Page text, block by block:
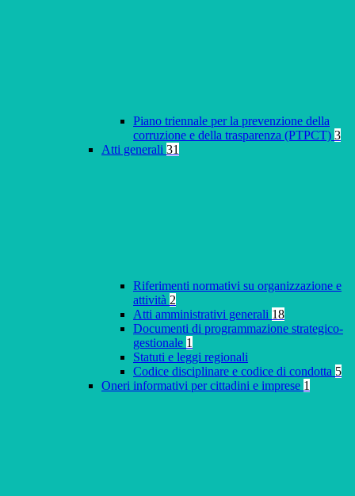
Piano triennale per la prevenzione della
corruzione e della trasparenza (PTPCT) 3
Atti generali 31
Riferimenti normativi su organizzazione e
attività 2
Atti amministrativi generali 18
Documenti di programmazione strategico-
gestionale 1
Statuti e leggi regionali
Codice disciplinare e codice di condotta 5
Oneri informativi per cittadini e imprese 1